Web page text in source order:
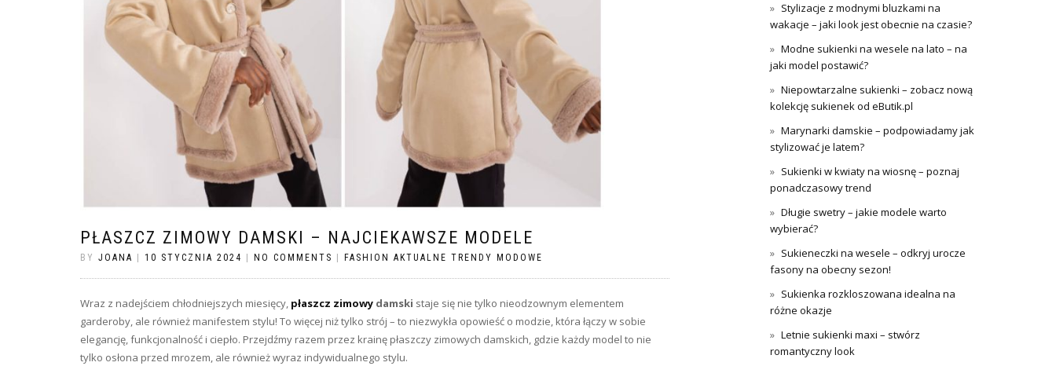
PŁASZCZ ZIMOWY DAMSKI – NAJCIEKAWSZE MODELE
BY JOANA 10 STYCZNIA 2024 NO COMMENTS FASHION AKTUALNE TRENDY MODOWE
Wraz z nadejściem chłodniejszych miesięcy, płaszcz zimowy damski staje się nie tylko nieodzownym elementem
garderoby, ale również manifestem stylu! To więcej niż tylko strój – to niezwykła opowieść o modzie, która łączy w sobie
elegancję, funkcjonalność i ciepło. Przejdźmy razem przez krainę płaszczy zimowych damskich, gdzie każdy model to nie
tylko osłona przed mrozem, ale również wyraz indywidualnego stylu.
Stylizacje z modnymi bluzkami na
wakacje – jaki look jest obecnie na czasie?
Modne sukienki na wesele na lato – na
jaki model postawić?
Niepowtarzalne sukienki – zobacz nową
kolekcję sukienek od eButik.pl
Marynarki damskie – podpowiadamy jak
stylizować je latem?
Sukienki w kwiaty na wiosnę – poznaj
ponadczasowy trend
Długie swetry – jakie modele warto
wybierać?
Sukieneczki na wesele – odkryj urocze
fasony na obecny sezon!
Sukienka rozkloszowana idealna na
różne okazje
Letnie sukienki maxi – stwórz
romantyczny look